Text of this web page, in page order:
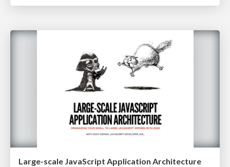
Large-scale JavaScript Application Architecture